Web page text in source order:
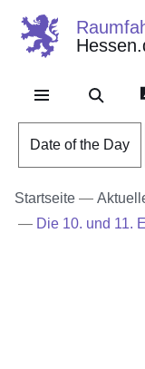
Date of the Day
Startseite
Die 10. und 11.